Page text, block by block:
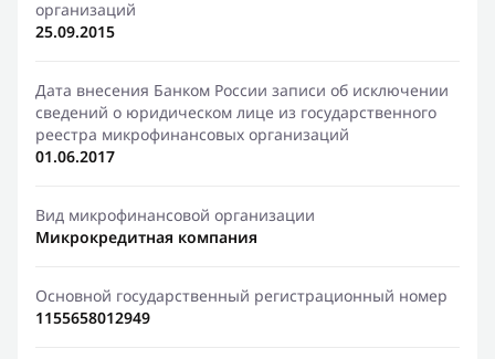
организаций
25.09.2015
Дата внесения Банком России записи об исключении
сведений о юридическом лице из государственного
реестра микрофинансовых организаций
01.06.2017
Вид микрофинансовой организации
Микрокредитная компания
Основной государственный регистрационный номер
1155658012949